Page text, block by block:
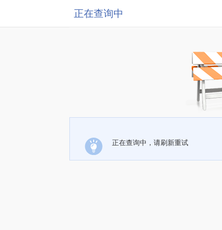
正在查询中
正在查询中，请刷新重试